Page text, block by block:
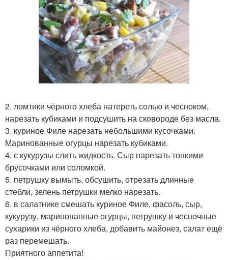
2. ломтики чёрного хлеба натереть солью и чесноком,
нарезать кубиками и подсушить на сковороде без масла.
3. куриное Филе нарезать небольшими кусочками.
Маринованные огурцы нарезать кубиками.
4. с кукурузы слить жидкость. Сыр нарезать тонкими
брусочками или соломкой.
5. петрушку вымыть, обсушить, отрезать длинные
стебли, зелень петрушки мелко нарезать.
6. в салатнике смешать куриное Филе, фасоль, сыр,
кукурузу, маринованные огурцы, петрушку и чесночные
сухарики из чёрного хлеба, добавить майонез, салат ещё
раз перемешать.
Приятного аппетита!